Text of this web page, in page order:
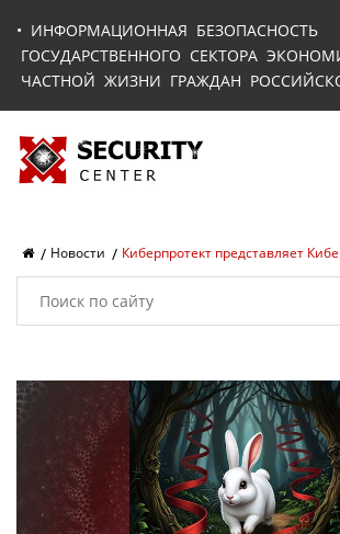
• ИНФОРМАЦИОННАЯ БЕЗОПАСНОСТЬ
ГОСУДАРСТВЕННОГО СЕКТОРА
ЧАСТНОЙ ЖИЗНИ ГРАЖДАН
Новости Киберпротект представляет